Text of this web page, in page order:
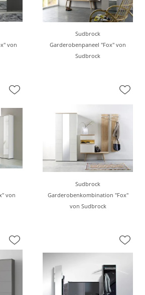
von
Sudbrock
Garderobenpaneel "Fox" von
Sudbrock
von
Sudbrock
Garderobenkombination "Fox"
von Sudbrock